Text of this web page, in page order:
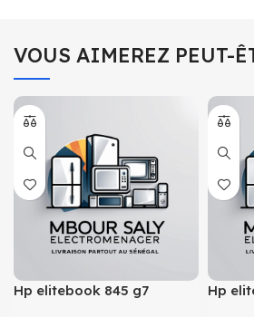
VOUS AIMEREZ PEUT-
Hp elitebook 845 g7 Hp